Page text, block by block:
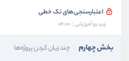
اعتبارسنجی‌های تک خطی
ویدیو آموزشی 04:00
بخش چهارم چند زبان کردن پروژه‌ها